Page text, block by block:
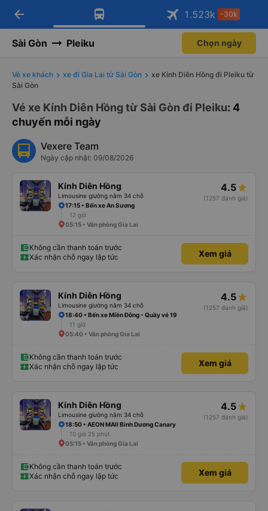
Tải app Vexere ngay!
Nhận ưu đãi thành viên độc
Mở app
Tải app Vexere
-30k/ghế khi đặt vé máy bay qua
Mở app
arrow_back 1.523k -30k
Sài Gòn Pleiku Chọn ngày
Vé xe khách xe đi Gia Lai từ Sài Gòn
xe Kính Diên Hồng đi Pleiku từ
Sài Gòn
Vé xe Kính Diên Hồng từ Sài Gòn đi Pleiku: 4
chuyến mỗi ngày
Vexere Team
Ngày cập nhật: 09/08/2026
Kính Diên Hồng
Limousine giường nằm 34 chỗ
4.5
(1257 đánh giá)
17:15 • Bến xe An Sương
12 giờ
05:15 • Văn phòng Gia Lai
Không cần thanh toán trước
Xác nhận chỗ ngay lập tức
Xem giá
Kính Diên Hồng
Limousine giường nằm 34 chỗ
4.5
(1257 đánh giá)
18:40 • Bến xe Miền Đông - Quầy vé 19
11 giờ
05:40 • Văn phòng Gia Lai
Không cần thanh toán trước
Xác nhận chỗ ngay lập tức
Xem giá
Kính Diên Hồng
Limousine giường nằm 34 chỗ
4.5
(1257 đánh giá)
18:50 • AEON MAll Bình Dương Canary
10 giờ 25 phút
05:15 • Văn phòng Gia Lai
Không cần thanh toán trước
Xác nhận chỗ ngay lập tức
Xem giá